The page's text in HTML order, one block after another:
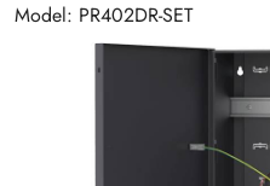
Model: PR402DR-SET